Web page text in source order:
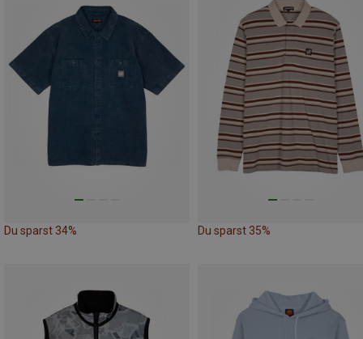
Du sparst 34% Du sparst 35%